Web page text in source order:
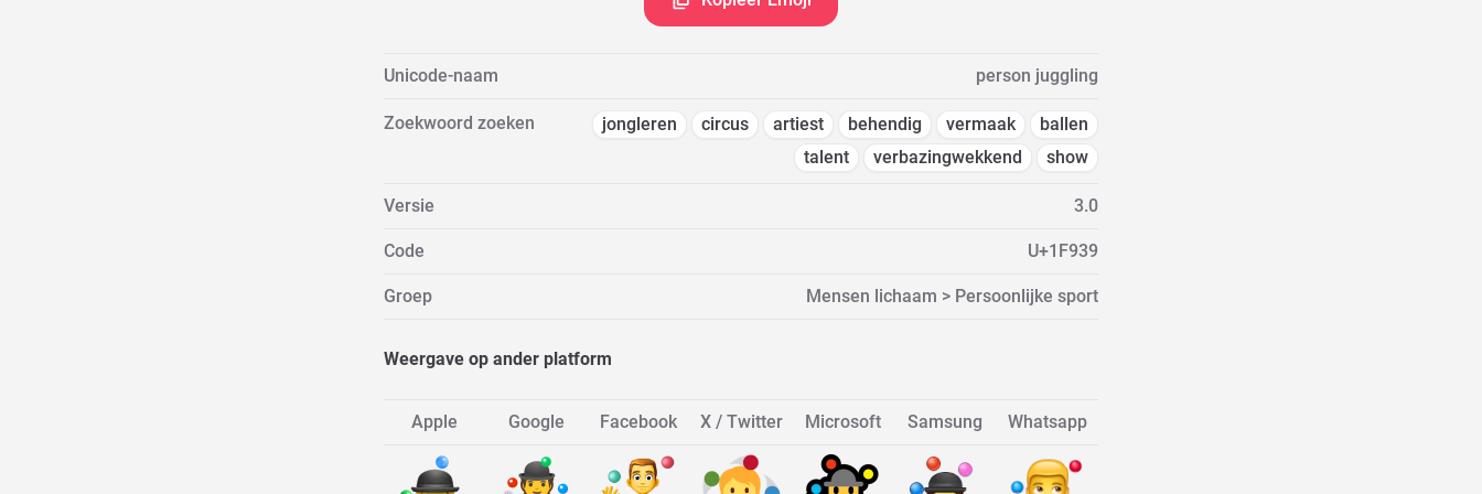
Unicode-naam person juggling
Zoekwoord zoeken jongleren circus artiest behendig vermaak
ballen
talent
verbazingwekkend show
Versie 3.0
Code U+1F939
Groep Mensen lichaam > Persoonlijke sport
Weergave op ander platform
Apple Google Facebook X / Twitter Microsoft Samsung Whatsapp